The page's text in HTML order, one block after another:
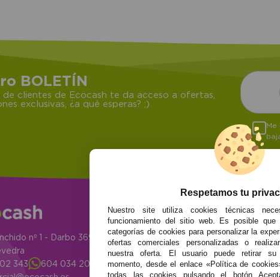
BOLETÍN
clientes de Ecocash te da acceso a ofertas,
exclusivas, ¿a qué esperas? ;)
Me
nº 1 - Darbo 36940 Cangas
343
604 034 204
NOSOTROS
Quiénes somos
Info
Respetamos tu
Nuestro site utiliza cookies técnicas
funcionamiento del sitio web. Es posible que
categorías de cookies para personalizar la
ofertas comerciales personalizadas o
nuestra oferta. El usuario puede retirar su
momento, desde el enlace «Política de
todas las cookies pulsando el botón